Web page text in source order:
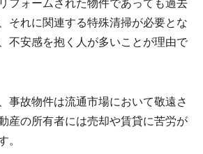
それに関連する特殊清掃が必要とな
不安感を抱く人が多いことが理由で
事故物件は流通市場において敬遠さ
産の所有者には売却や賃貸に苦労が